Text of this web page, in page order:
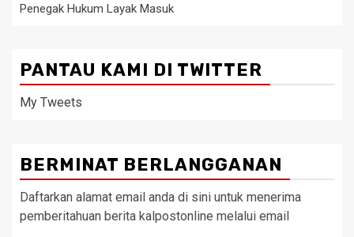
Penegak Hukum Layak Masuk
PANTAU KAMI DI TWITTER
My Tweets
BERMINAT BERLANGGANAN
Daftarkan alamat email anda di sini untuk menerima
pemberitahuan berita kalpostonline melalui email